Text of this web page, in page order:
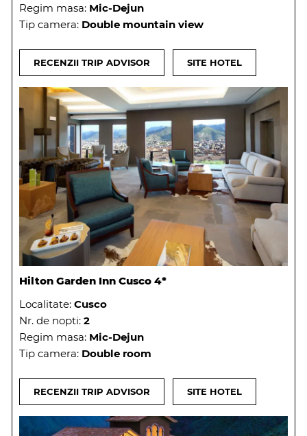
Regim masa: Mic-Dejun
Tip camera: Double mountain view
RECENZII TRIP ADVISOR SITE HOTEL
Hilton Garden Inn Cusco 4*
Localitate: Cusco
Nr. de nopti: 2
Regim masa: Mic-Dejun
Tip camera: Double room
RECENZII TRIP ADVISOR SITE HOTEL